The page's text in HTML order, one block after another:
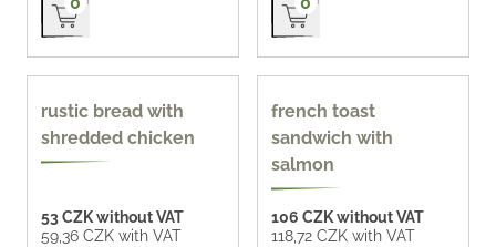
90 g
rustic bread with
shredded chicken
53 CZK without VAT
59,36 CZK with VAT
90 g
french toast
sandwich with
salmon
106 CZK without VAT
118,72 CZK with VAT